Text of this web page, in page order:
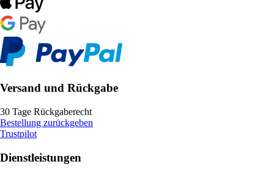
Versand und Rückgabe
30 Tage Rückgaberecht
Bestellung zurückgeben
Trustpilot
Dienstleistungen